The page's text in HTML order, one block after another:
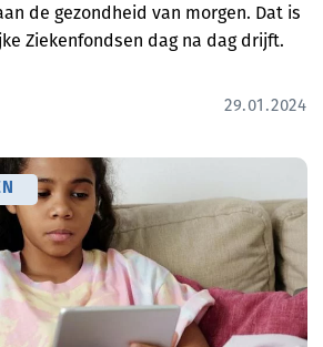
de gezondheid van morgen. Dat is
Ziekenfondsen dag na dag drijft.
29.01.2024